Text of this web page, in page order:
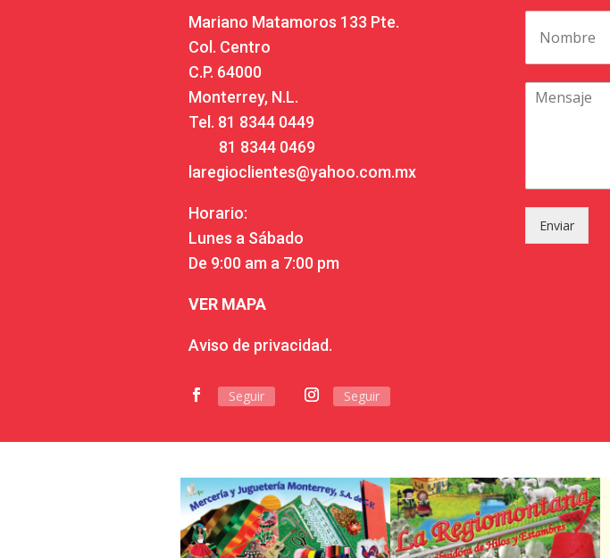
Mariano Matamoros 133 Pte.
Col. Centro
C.P. 64000
Monterrey, N.L.
Tel. 81 8344 0449
81 8344 0469
laregioclientes@yahoo.com.mx
Horario:
Lunes a Sábado
De 9:00 am a 7:00 pm
VER MAPA
Aviso de privacidad.
Seguir Seguir
Enviar